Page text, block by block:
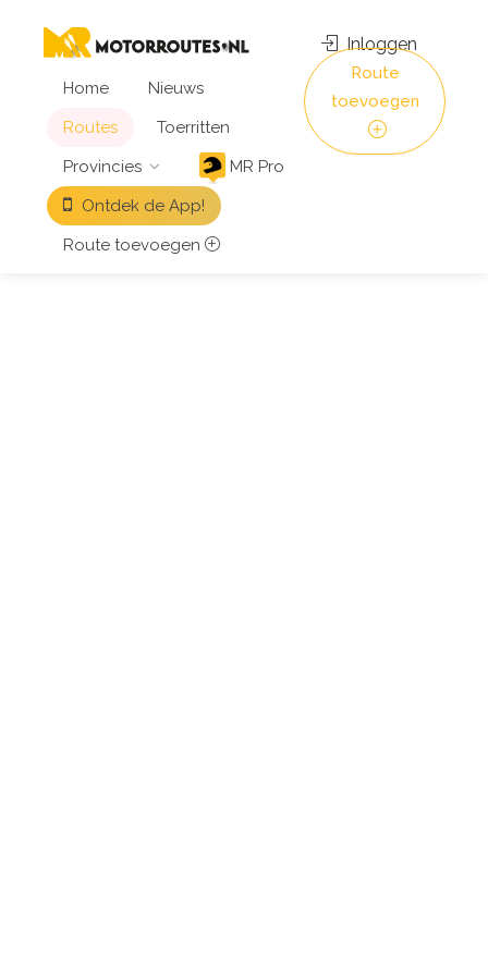
Home
Nieuws
Routes
Toerritten
Provincies
MR Pro
Ontdek de App!
Route toevoegen
Inloggen
Route
toevoegen